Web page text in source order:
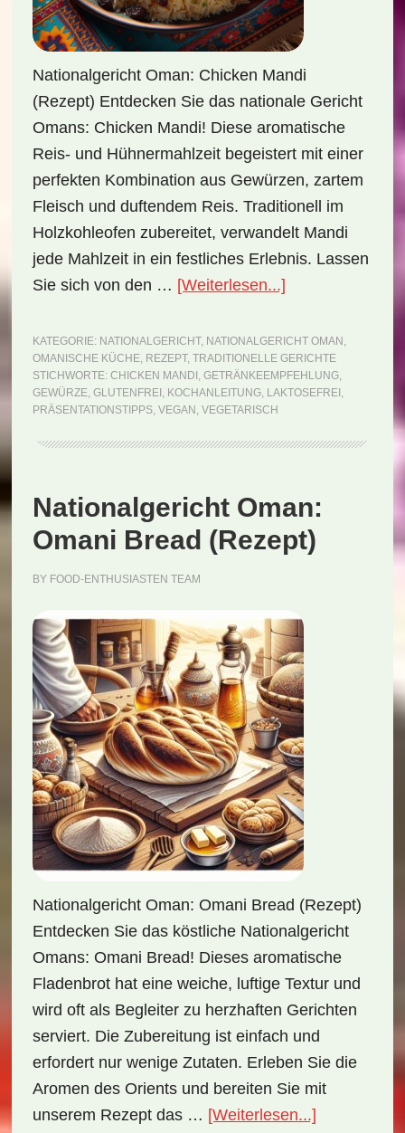
Nationalgericht Oman: Chicken Mandi
(Rezept) Entdecken Sie das nationale Gericht
Omans: Chicken Mandi! Diese aromatische
Reis- und Hühnermahlzeit begeistert mit einer
perfekten Kombination aus Gewürzen, zartem
Fleisch und duftendem Reis. Traditionell im
Holzkohleofen zubereitet, verwandelt Mandi
jede Mahlzeit in ein festliches Erlebnis. Lassen
Sie sich von den … [Weiterlesen...]
Chicken
Mandi
(Rezept)
KATEGORIE: NATIONALGERICHT, NATIONALGERICHT OMAN ,
OMANISCHE KÜCHE, REZEPT, TRADITIONELLE GERICHTE
STICHWORTE: CHICKEN MANDI , GETRÄNKEEMPFEHLUNG,
GEWÜRZE, GLUTENFREI , KOCHANLEITUNG, LAKTOSEFREI ,
PRÄSENTATIONSTIPPS, VEGAN , VEGETARISCH
Nationalgericht Oman:
Omani Bread (Rezept)
BY FOOD-ENTHUSIASTEN TEAM
Nationalgericht Oman: Omani Bread (Rezept)
Entdecken Sie das köstliche Nationalgericht
Omans: Omani Bread! Dieses aromatische
Fladenbrot hat eine weiche, luftige Textur und
wird oft als Begleiter zu herzhaften Gerichten
serviert. Die Zubereitung ist einfach und
erfordert nur wenige Zutaten. Erleben Sie die
Aromen des Orients und bereiten Sie mit
unserem Rezept das … [Weiterlesen...]